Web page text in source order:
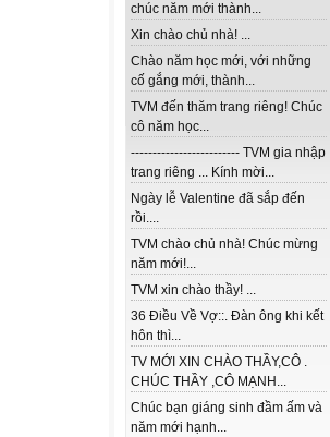
chúc năm mới thành...
Xin chào chủ nhà! ...
Chào năm học mới, với những
cố gắng mới, thành...
TVM đến thăm trang riêng! Chúc
cô năm học...
------------------------- TVM gia nhập
trang riêng ... Kính mời...
Ngày lễ Valentine đã sắp đến
rồi....
TVM chào chủ nhà! Chúc mừng
năm mới!...
TVM xin chào thầy! ...
36 Điều Về Vợ::. Đàn ông khi kết
hôn thì...
TV MỚI XIN CHÀO THẦY,CÔ .
CHÚC THẦY ,CÔ MẠNH...
Chúc bạn giáng sinh đầm ấm và
năm mới hạnh...